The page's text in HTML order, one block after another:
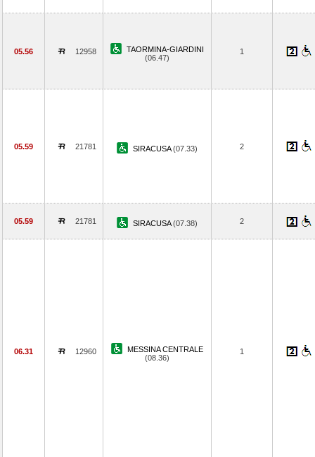
05.56 12958
TAORMINA-GIARDINI
(06.47)
1
05.59 21781 SIRACUSA(07.33) 2
05.59 21781 SIRACUSA(07.38) 2
06.31 12960
MESSINA CENTRALE
(08.36)
1